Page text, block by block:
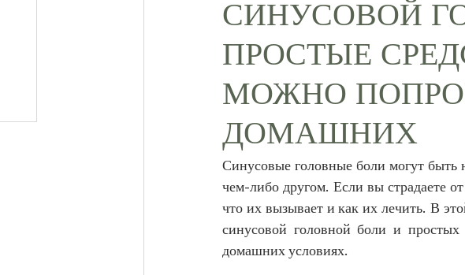
СИНУСОВОЙ
ПРОСТЫЕ
МОЖНО
ДОМАШНИХ
Синусовые головные боли могут быть
чем-либо другом. Если вы страдаете
что их вызывает и как их лечить. В
синусовой головной боли и
домашних условиях.